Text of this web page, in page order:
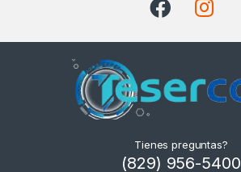
Tienes preguntas?
(829) 956-5400